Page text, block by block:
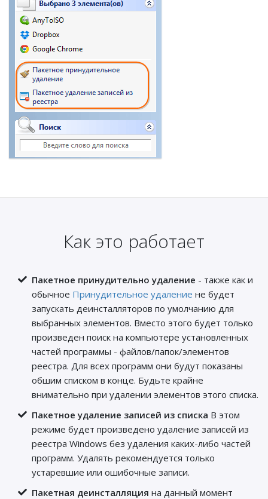
Как это работает
Пакетное принудительно удаление - также как и
обычное Принудительное удаление не будет
запускать деинсталляторов по умолчанию для
выбранных элементов. Вместо этого будет только
произведен поиск на компьютере установленных
частей программы - файлов/папок/элементов
реестра. Для всех программ они будут показаны
обшим списком в конце. Будьте крайне
внимательно при удалении элементов этого списка.
Пакетное удаление записей из списка В этом
режиме будет произведено удаление записей из
реестра Windows без удаления каких-либо частей
программ. Удалять рекомендуется только
устаревшие или ошибочные записи.
Пакетная деинсталляция на данный момент